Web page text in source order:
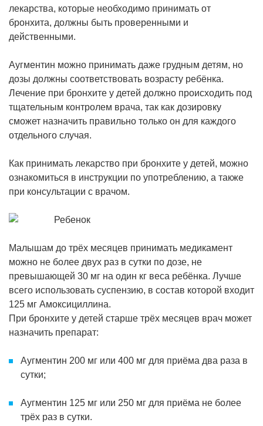
лекарства, которые необходимо принимать от
бронхита, должны быть проверенными и
действенными.
Аугментин можно принимать даже грудным детям, но
дозы должны соответствовать возрасту ребёнка.
Лечение при бронхите у детей должно происходить под
тщательным контролем врача, так как дозировку
сможет назначить правильно только он для каждого
отдельного случая.
Как принимать лекарство при бронхите у детей, можно
ознакомиться в инструкции по употреблению, а также
при консультации с врачом.
Малышам до трёх месяцев принимать медикамент
можно не более двух раз в сутки по дозе, не
превышающей 30 мг на один кг веса ребёнка. Лучше
всего использовать суспензию, в состав которой входит
125 мг Амоксициллина.
При бронхите у детей старше трёх месяцев врач может
назначить препарат:
Аугментин 200 мг или 400 мг для приёма два раза в
сутки;
Аугментин 125 мг или 250 мг для приёма не более
трёх раз в сутки.